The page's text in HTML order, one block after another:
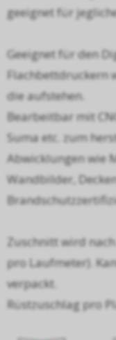
geeignet für
Geeignet für den
Flachbettdruckern
die aufstehen.
Bearbeitbar mit
Suma etc. zum
Abwicklungen wie
Wandbilder,
Zuschnitt wird nach
pro Laufmeter).
verpackt.
Rüstzuschlag pro